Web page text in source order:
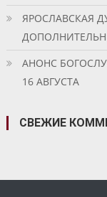
ЯРОСЛАВСКАЯ
АНОНС
16 АВГУСТА
СВЕЖИЕ